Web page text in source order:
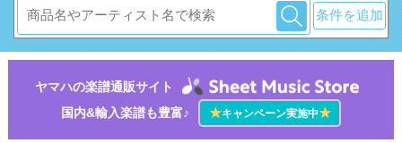
条件を追加
ヤマハの楽譜通販サイト
国内&輸入楽譜も豊富♪
★キャンペーン実施中★